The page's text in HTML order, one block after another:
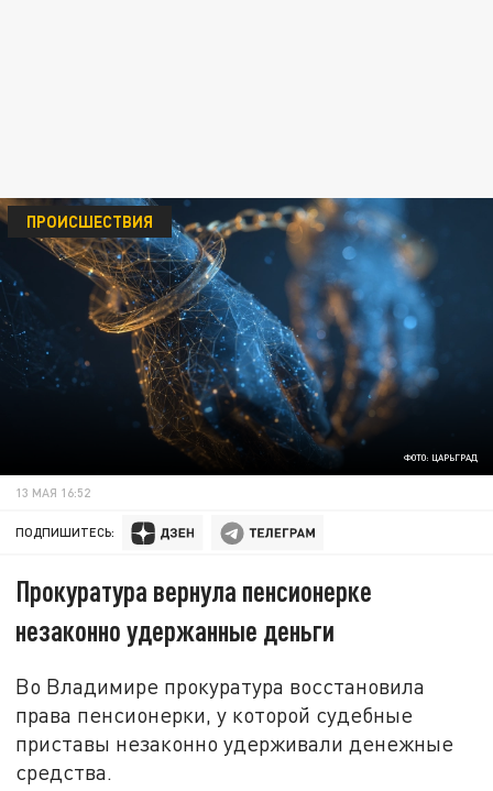
ФОТО: ЦАРЬГРАД
ПРОИСШЕСТВИЯ
13 МАЯ 16:52
ПОДПИШИТЕСЬ:
Прокуратура вернула пенсионерке
незаконно удержанные деньги
Во Владимире прокуратура восстановила
права пенсионерки, у которой судебные
приставы незаконно удерживали денежные
средства.